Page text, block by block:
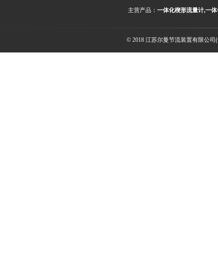
主营产品：一体化楔形流量计,一
© 2018 江苏尔曼节流装置有限公司